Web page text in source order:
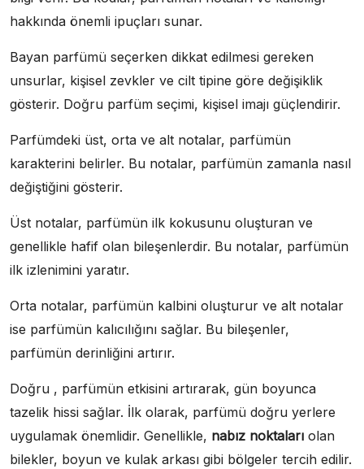
hakkında önemli ipuçları sunar.
Bayan parfümü seçerken dikkat edilmesi gereken
unsurlar, kişisel zevkler ve cilt tipine göre değişiklik
gösterir. Doğru parfüm seçimi, kişisel imajı güçlendirir.
Parfümdeki üst, orta ve alt notalar, parfümün
karakterini belirler. Bu notalar, parfümün zamanla nasıl
değiştiğini gösterir.
Üst notalar, parfümün ilk kokusunu oluşturan ve
genellikle hafif olan bileşenlerdir. Bu notalar, parfümün
ilk izlenimini yaratır.
Orta notalar, parfümün kalbini oluşturur ve alt notalar
ise parfümün kalıcılığını sağlar. Bu bileşenler,
parfümün derinliğini artırır.
Doğru , parfümün etkisini artırarak, gün boyunca
tazelik hissi sağlar. İlk olarak, parfümü doğru yerlere
uygulamak önemlidir. Genellikle, nabız noktaları olan
bilekler, boyun ve kulak arkası gibi bölgeler tercih edilir.